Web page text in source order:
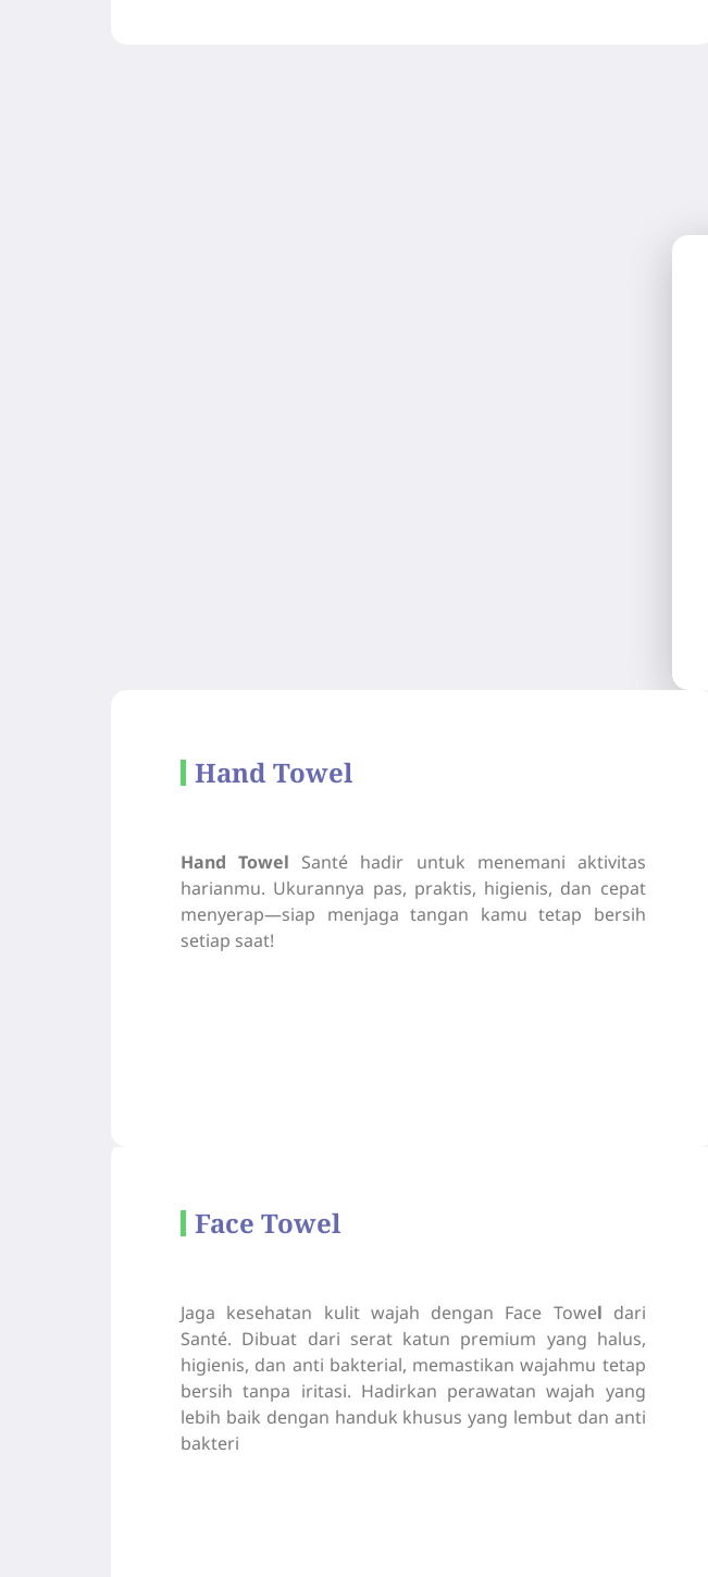
Hand Towel
Hand Towel Santé hadir untuk menemani aktivitas
harianmu. Ukurannya pas, praktis, higienis, dan cepat
menyerap—siap menjaga tangan kamu tetap bersih
setiap saat!
Face Towel
Jaga kesehatan kulit wajah dengan Face Towel dari
Santé. Dibuat dari serat katun premium yang halus,
higienis, dan anti bakterial, memastikan wajahmu tetap
bersih tanpa iritasi. Hadirkan perawatan wajah yang
lebih baik dengan handuk khusus yang lembut dan anti
bakteri